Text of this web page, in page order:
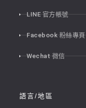
LINE 官方帳號
Facebook 粉絲專頁
Wechat 微信
語言/地區